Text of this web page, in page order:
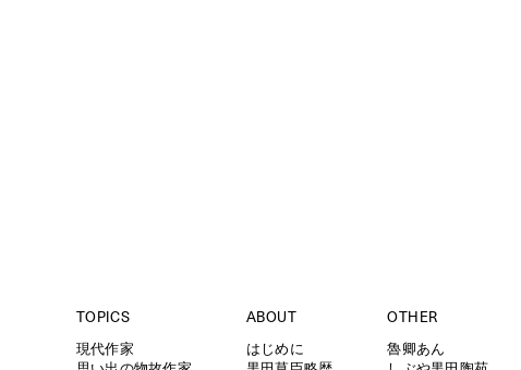
TOPICS
現代作家
ABOUT
はじめに
OTHER
魯卿あん